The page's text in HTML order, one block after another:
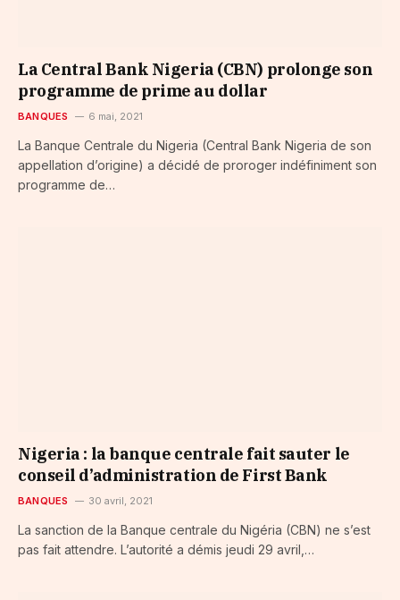
La Central Bank Nigeria (CBN) prolonge son
programme de prime au dollar
BANQUES 6 mai, 2021
La Banque Centrale du Nigeria (Central Bank Nigeria de son
appellation d’origine) a décidé de proroger indéfiniment son
programme de…
Nigeria : la banque centrale fait sauter le
conseil d’administration de First Bank
BANQUES 30 avril, 2021
La sanction de la Banque centrale du Nigéria (CBN) ne s’est
pas fait attendre. L’autorité a démis jeudi 29 avril,…